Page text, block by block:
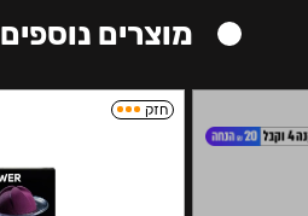
מוצרים נוספים
חזק